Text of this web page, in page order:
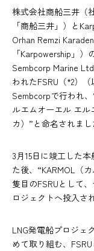
株式会社商船三井（
「商船三井」）と
Orhan Remzi
「Karpowership」
Sembcorp Marine
われたFSRU（*2）
Sembcorpで行われ、
ルエムオーエル エル
カ）”と命名されまし
3月15日に竣工した
た後、“KARMOL（
隻目のFSRUとして
ロジェクトへ投入さ
LNG発電船プロジェ
めて取り組む、